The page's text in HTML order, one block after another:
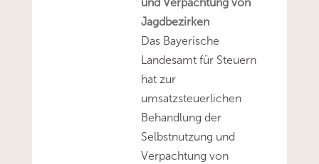
Jagdbezirken
Das Bayerische
Landesamt für Steuern
hat zur
umsatzsteuerlichen
Behandlung der
Selbstnutzung und
Verpachtung von